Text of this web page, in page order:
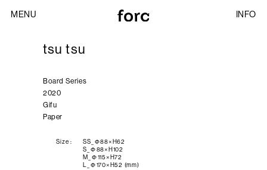
MENU INFO
tsu tsu
Board Series
2020
Gifu
Paper
Size :
SS_Φ88×H62
S_Φ88×H102
M_Φ115×H72
L_Φ170×H52 (mm)